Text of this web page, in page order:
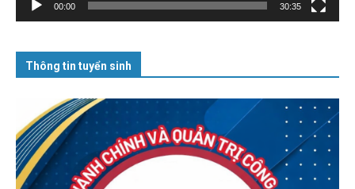
00:00 30:35
Thông tin tuyển sinh